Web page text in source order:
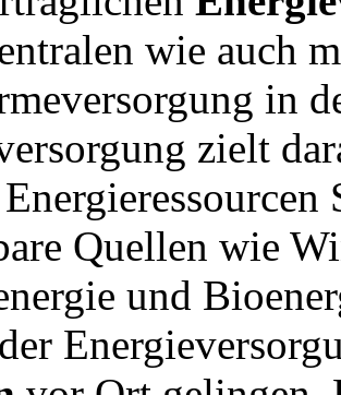
wie auch
in
zielt
Quellen wie
und